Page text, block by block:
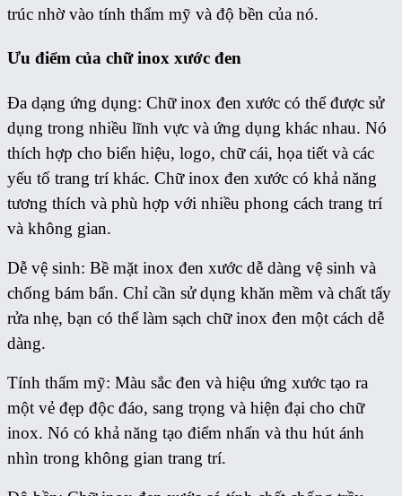
trúc nhờ vào tính thẩm mỹ và độ bền của nó.
Ưu điểm của chữ inox xước đen
Đa dạng ứng dụng: Chữ inox đen xước có thể được sử
dụng trong nhiều lĩnh vực và ứng dụng khác nhau. Nó
thích hợp cho biển hiệu, logo, chữ cái, họa tiết và các
yếu tố trang trí khác. Chữ inox đen xước có khả năng
tương thích và phù hợp với nhiều phong cách trang trí
và không gian.
Dễ vệ sinh: Bề mặt inox đen xước dễ dàng vệ sinh và
chống bám bẩn. Chỉ cần sử dụng khăn mềm và chất tẩy
rửa nhẹ, bạn có thể làm sạch chữ inox đen một cách dễ
dàng.
Tính thẩm mỹ: Màu sắc đen và hiệu ứng xước tạo ra
một vẻ đẹp độc đáo, sang trọng và hiện đại cho chữ
inox. Nó có khả năng tạo điểm nhấn và thu hút ánh
nhìn trong không gian trang trí.